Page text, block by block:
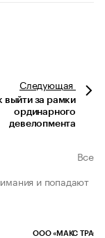
Следующая
выйти за рамки
ординарного
девелопмента
Все
и попадают
ООО «МАКС ТРАСТ»